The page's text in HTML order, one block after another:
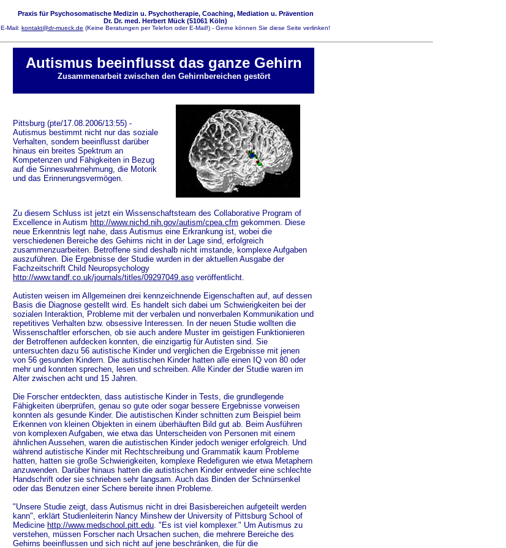
Praxis für Psychosomatische Medizin u. Psychotherapie, Coaching, Mediation u. Prävention
Dr. Dr. med. Herbert Mück (51061 Köln)
E-Mail: kontakt@dr-mueck.de (Keine Beratungen per Telefon oder E-Mail!) - Gerne können Sie diese Seite verlinken!
Autismus beeinflusst das ganze Gehirn
Zusammenarbeit zwischen den Gehirnbereichen gestört
Pittsburg (pte/17.08.2006/13:55) -
Autismus bestimmt nicht nur das soziale
Verhalten, sondern beeinflusst darüber
hinaus ein breites Spektrum an
Kompetenzen und Fähigkeiten in Bezug
auf die Sinneswahrnehmung, die Motorik
und das Erinnerungsvermögen.
Zu diesem Schluss ist jetzt ein Wissenschaftsteam des Collaborative Program of
Excellence in Autism http://www.nichd.nih.gov/autism/cpea.cfm gekommen. Diese
neue Erkenntnis legt nahe, dass Autismus eine Erkrankung ist, wobei die
verschiedenen Bereiche des Gehirns nicht in der Lage sind, erfolgreich
zusammenzuarbeiten. Betroffene sind deshalb nicht imstande, komplexe Aufgaben
auszuführen. Die Ergebnisse der Studie wurden in der aktuellen Ausgabe der
Fachzeitschrift Child Neuropsychology
http://www.tandf.co.uk/journals/titles/09297049.aso veröffentlicht.
Autisten weisen im Allgemeinen drei kennzeichnende Eigenschaften auf, auf dessen
Basis die Diagnose gestellt wird. Es handelt sich dabei um Schwierigkeiten bei der
sozialen Interaktion, Probleme mit der verbalen und nonverbalen Kommunikation und
repetitives Verhalten bzw. obsessive Interessen. In der neuen Studie wollten die
Wissenschaftler erforschen, ob sie auch andere Muster im geistigen Funktionieren
der Betroffenen aufdecken konnten, die einzigartig für Autisten sind. Sie
untersuchten dazu 56 autistische Kinder und verglichen die Ergebnisse mit jenen
von 56 gesunden Kindern. Die autistischen Kinder hatten alle einen IQ von 80 oder
mehr und konnten sprechen, lesen und schreiben. Alle Kinder der Studie waren im
Alter zwischen acht und 15 Jahren.
Die Forscher entdeckten, dass autistische Kinder in Tests, die grundlegende
Fähigkeiten überprüfen, genau so gute oder sogar bessere Ergebnisse vorweisen
konnten als gesunde Kinder. Die autistischen Kinder schnitten zum Beispiel beim
Erkennen von kleinen Objekten in einem überhäuften Bild gut ab. Beim Ausführen
von komplexen Aufgaben, wie etwa das Unterscheiden von Personen mit einem
ähnlichen Aussehen, waren die autistischen Kinder jedoch weniger erfolgreich. Und
während autistische Kinder mit Rechtschreibung und Grammatik kaum Probleme
hatten, hatten sie große Schwierigkeiten, komplexe Redefiguren wie etwa Metaphern
anzuwenden. Darüber hinaus hatten die autistischen Kinder entweder eine schlechte
Handschrift oder sie schrieben sehr langsam. Auch das Binden der Schnürsenkel
oder das Benutzen einer Schere bereite ihnen Probleme.
"Unsere Studie zeigt, dass Autismus nicht in drei Basisbereichen aufgeteilt werden
kann", erklärt Studienleiterin Nancy Minshew der University of Pittsburg School of
Medicine http://www.medschool.pitt.edu. "Es ist viel komplexer." Um Autismus zu
verstehen, müssen Forscher nach Ursachen suchen, die mehrere Bereiche des
Gehirns beeinflussen und sich nicht auf jene beschränken, die für die